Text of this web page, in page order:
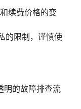
续费价格的变
的限制，谨慎使
明的故障排查流